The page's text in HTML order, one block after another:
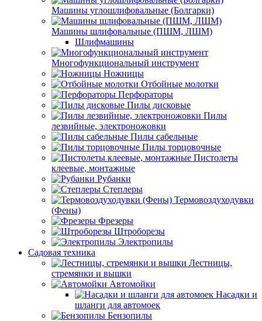
Машины углошлифовальные (Болгарки)
Машины шлифовальные (ПШМ, ЛШМ)
Шлифмашины
Многофункциональный инструмент
Ножницы
Отбойные молотки
Перфораторы
Пилы дисковые
Пилы
лезвийные, электроножовки
Пилы сабельные
Пилы торцовочные
Пистолеты
клеевые, монтажные
Рубанки
Степлеры
Термовоздуходувки
(Фены)
Фрезеры
Штроборезы
Электропилы
Садовая техника
Лестницы,
стремянки и вышки
Автомойки
Насадки и
шланги для автомоек
Бензопилы